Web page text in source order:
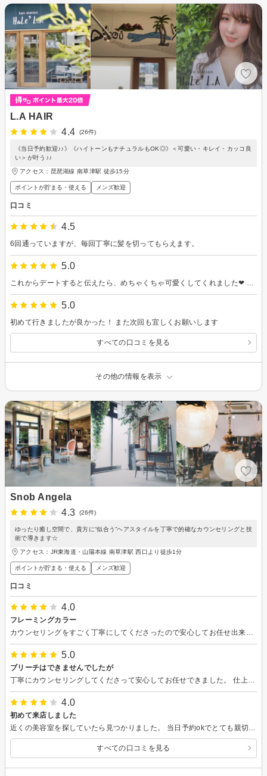
L.A HAIR
4.4
(26件)
《当日予約歓迎♪♪》《ハイトーンもナチュラルもOK◎》＜可愛い・キレイ・カッコ良
い＞が叶う♪♪
アクセス：琵琶湖線 南草津駅 徒歩15分
ポイントが貯まる・使える メンズ歓迎
口コミ
4.5
6回通っていますが、毎回丁寧に髪を切ってもらえます。
5.0
5.0
初めて行きましたが良かった！ また次回も宜しくお願いします
すべての口コミを見る
その他の情報を表示
Snob Angela
4.3
(26件)
ゆったり癒し空間で、貴方に“似合う”ヘアスタイルを丁寧で的確なカウンセリングと技
術で導きます☆
アクセス：JR東海道・山陽本線 南草津駅 西口より徒歩1分
ポイントが貯まる・使える メンズ歓迎
口コミ
4.0
フレーミングカラー
5.0
ブリーチはできませんでしたが
4.0
初めて来店しました
すべての口コミを見る